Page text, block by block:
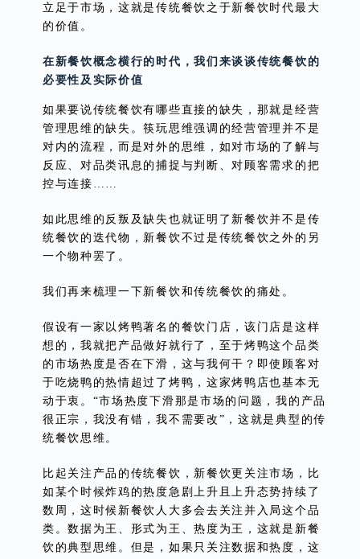
立足于市场，这就是传统餐饮之于新餐饮时代最大
的价值。
在新餐饮概念横行的时代，我们来谈谈传统餐饮的
必要性及实际价值
如果要说传统餐饮有哪些直接的缺失，那就是经营
管理思维的缺失。筷玩思维强调的经营管理并不是
对内的流程，而是对外的思维，如对市场的了解与
反应、对品类讯息的捕捉与判断、对顾客需求的把
控与连接……
如此思维的反叛及缺失也就证明了新餐饮并不是传
统餐饮的迭代物，新餐饮不过是传统餐饮之外的另
一个物种罢了。
我们再来梳理一下新餐饮和传统餐饮的痛处。
假设有一家以烤鸭著名的餐饮门店，该门店是这样
想的，我就把产品做好就行了，至于烤鸭这个品类
的市场热度是否在下滑，这与我何干？即使顾客对
于吃烧鸭的热情超过了烤鸭，这家烤鸭店也基本无
动于衷。“市场热度下滑那是市场的问题，我的产品
很正宗，我没有错，我不需要改”，这就是典型的传
统餐饮思维。
比起关注产品的传统餐饮，新餐饮更关注市场，比
如某个时候炸鸡的热度急剧上升且上升态势持续了
数周，这时候新餐饮人大多会去关注并入局这个品
类。数据为王、形式为王、热度为王，这就是新餐
饮的典型思维。但是，如果只关注数据和热度，这